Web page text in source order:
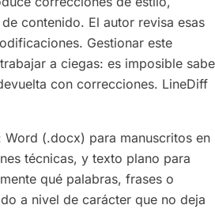
contenido. El autor revisa esas
Gestionar este
a ciegas: es imposible
con correcciones. LineDiff
(.docx) para manuscritos en
técnicas, y texto plano para
qué palabras, frases o
a nivel de carácter que no deja